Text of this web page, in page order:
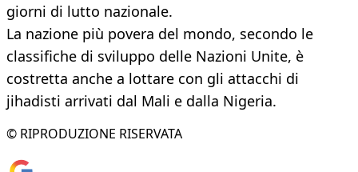
giorni di lutto nazionale.
La nazione più povera del mondo, secondo le
classifiche di sviluppo delle Nazioni Unite, è
costretta anche a lottare con gli attacchi di
jihadisti arrivati dal Mali e dalla Nigeria.
© RIPRODUZIONE RISERVATA